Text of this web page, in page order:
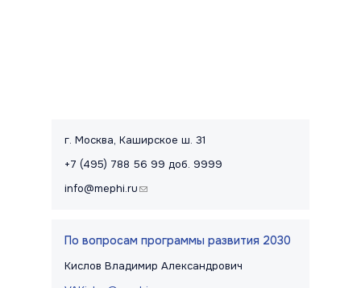
г. Москва, Каширское ш. 31
+7 (495) 788 56 99 доб. 9999
info@mephi.ru(link sends e-mail)
По вопросам программы развития 2030
Кислов Владимир Александрович